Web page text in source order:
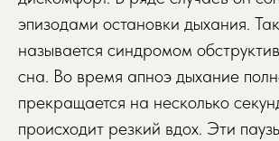
эпизодами остановки дыхания.
называется синдромом
сна. Во время апноэ дыхание
прекращается на несколько
происходит резкий вдох. Эти